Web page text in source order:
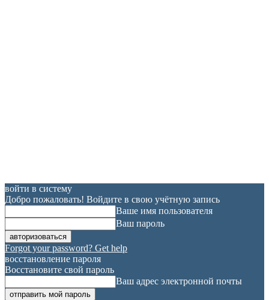
войти в систему
Добро пожаловать! Войдите в свою учётную запись
Ваше имя пользователя
Ваш пароль
Forgot your password? Get help
восстановление пароля
Восстановите свой пароль
Ваш адрес электронной почты